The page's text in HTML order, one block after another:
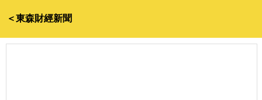
＜東森財經新聞